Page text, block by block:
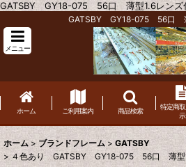
GATSBY GY18-075 56口 薄型1.6レンズ
GATSBY GY18-075 56口
メニュー
ホーム ご利用案内 商品検索
特定商
示
ホーム > ブランドフレーム > GATSBY
> ４色あり GATSBY GY18-075 56口 薄型